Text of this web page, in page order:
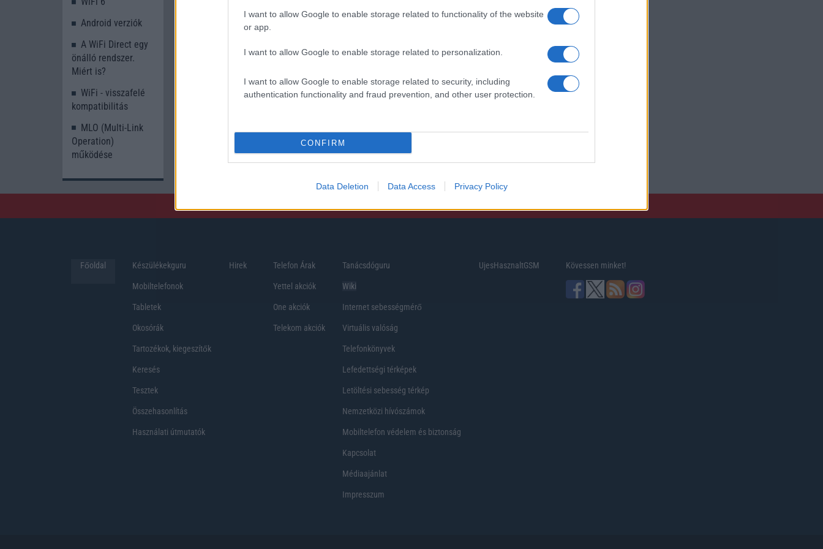
I want to allow Google to enable storage related to functionality of the website
or app.
I want to allow Google to enable storage related to personalization.
I want to allow Google to enable storage related to security, including
authentication functionality and fraud prevention, and other user protection.
CONFIRM
Data Deletion Data Access Privacy Policy
Android verziók
A WiFi Direct egy
önálló rendszer.
Miért is?
WiFi - visszafelé
kompatibilitás
MLO (Multi-Link
Operation)
működése
Főoldal Készülékekguru
Mobiltelefonok
Tabletek
Okosórák
Tartozékok, kiegeszítők
Keresés
Tesztek
Összehasonlítás
Használati útmutatók
Hirek Telefon Árak
Yettel akciók
One akciók
Telekom akciók
Tanácsdóguru
Wiki
Internet sebességmérő
Virtuális valóság
Telefonkönyvek
Lefedettségi térképek
Letöltési sebesség térkép
Nemzetközi hívószámok
Mobiltelefon védelem és biztonság
Kapcsolat
Médiaajánlat
Impresszum
UjesHasznaltGSM Kövessen minket!